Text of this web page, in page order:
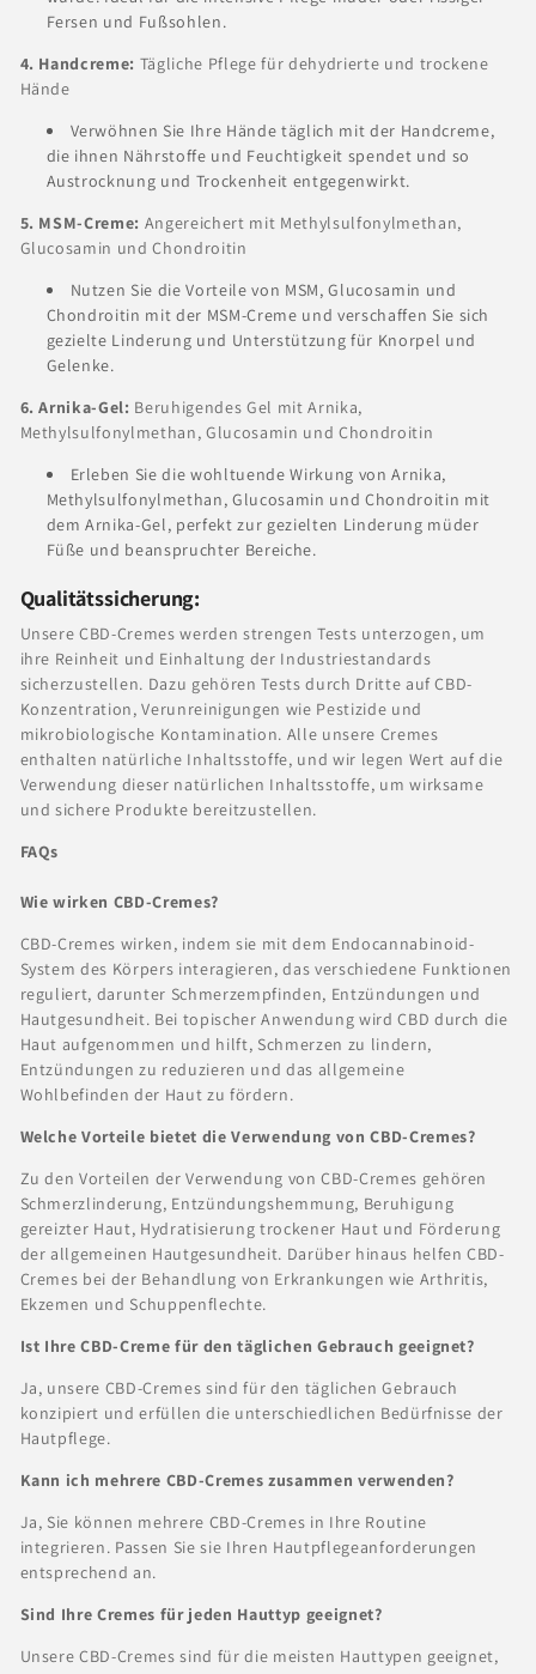
Fersen und Fußsohlen.
4. Handcreme: Tägliche Pflege für dehydrierte und trockene
Hände
Verwöhnen Sie Ihre Hände täglich mit der Handcreme,
die ihnen Nährstoffe und Feuchtigkeit spendet und so
Austrocknung und Trockenheit entgegenwirkt.
5. MSM-Creme: Angereichert mit Methylsulfonylmethan,
Glucosamin und Chondroitin
Nutzen Sie die Vorteile von MSM, Glucosamin und
Chondroitin mit der MSM-Creme und verschaffen Sie sich
gezielte Linderung und Unterstützung für Knorpel und
Gelenke.
6. Arnika-Gel: Beruhigendes Gel mit Arnika,
Methylsulfonylmethan, Glucosamin und Chondroitin
Erleben Sie die wohltuende Wirkung von Arnika,
Methylsulfonylmethan, Glucosamin und Chondroitin mit
dem Arnika-Gel, perfekt zur gezielten Linderung müder
Füße und beanspruchter Bereiche.
Qualitätssicherung:
Unsere CBD-Cremes werden strengen Tests unterzogen, um
ihre Reinheit und Einhaltung der Industriestandards
sicherzustellen. Dazu gehören Tests durch Dritte auf CBD-
Konzentration, Verunreinigungen wie Pestizide und
mikrobiologische Kontamination. Alle unsere Cremes
enthalten natürliche Inhaltsstoffe, und wir legen Wert auf die
Verwendung dieser natürlichen Inhaltsstoffe, um wirksame
und sichere Produkte bereitzustellen.
FAQs
Wie wirken CBD-Cremes?
CBD-Cremes wirken, indem sie mit dem Endocannabinoid-
System des Körpers interagieren, das verschiedene Funktionen
reguliert, darunter Schmerzempfinden, Entzündungen und
Hautgesundheit. Bei topischer Anwendung wird CBD durch die
Haut aufgenommen und hilft, Schmerzen zu lindern,
Entzündungen zu reduzieren und das allgemeine
Wohlbefinden der Haut zu fördern.
Welche Vorteile bietet die Verwendung von CBD-Cremes?
Zu den Vorteilen der Verwendung von CBD-Cremes gehören
Schmerzlinderung, Entzündungshemmung, Beruhigung
gereizter Haut, Hydratisierung trockener Haut und Förderung
der allgemeinen Hautgesundheit. Darüber hinaus helfen CBD-
Cremes bei der Behandlung von Erkrankungen wie Arthritis,
Ekzemen und Schuppenflechte.
Ist Ihre CBD-Creme für den täglichen Gebrauch geeignet?
Ja, unsere CBD-Cremes sind für den täglichen Gebrauch
konzipiert und erfüllen die unterschiedlichen Bedürfnisse der
Hautpflege.
Kann ich mehrere CBD-Cremes zusammen verwenden?
Ja, Sie können mehrere CBD-Cremes in Ihre Routine
integrieren. Passen Sie sie Ihren Hautpflegeanforderungen
entsprechend an.
Sind Ihre Cremes für jeden Hauttyp geeignet?
Unsere CBD-Cremes sind für die meisten Hauttypen geeignet,